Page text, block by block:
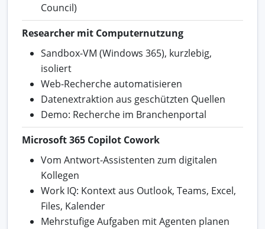
Council)
Researcher mit Computernutzung
Sandbox-VM (Windows 365), kurzlebig,
isoliert
Web-Recherche automatisieren
Datenextraktion aus geschützten Quellen
Demo: Recherche im Branchenportal
Microsoft 365 Copilot Cowork
Vom Antwort-Assistenten zum digitalen
Kollegen
Work IQ: Kontext aus Outlook, Teams, Excel,
Files, Kalender
Mehrstufige Aufgaben mit Agenten planen